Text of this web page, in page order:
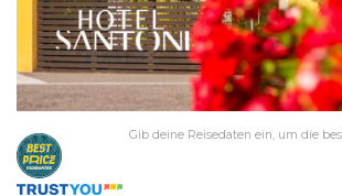
Gib deine Reisedaten ein, um die